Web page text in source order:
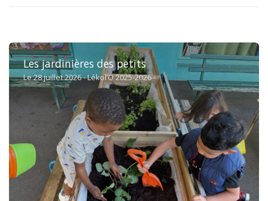
Les jardinières des petits
Le 28 juillet 2026 - Lékol’O 2025-2026 -